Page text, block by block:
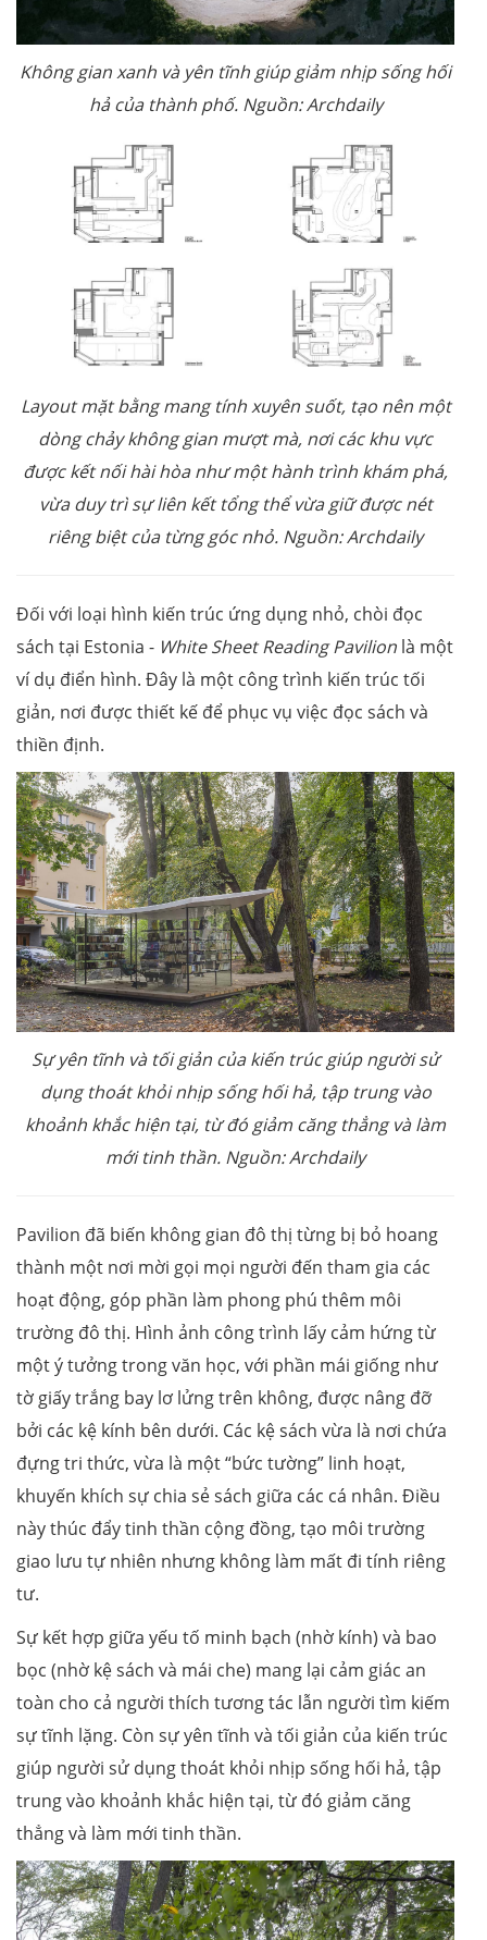
Không gian xanh và yên tĩnh giúp giảm nhịp sống hối
hả của thành phố. Nguồn: Archdaily
Layout mặt bằng mang tính xuyên suốt, tạo nên một
dòng chảy không gian mượt mà, nơi các khu vực
được kết nối hài hòa như một hành trình khám phá,
vừa duy trì sự liên kết tổng thể vừa giữ được nét
riêng biệt của từng góc nhỏ. Nguồn: Archdaily
Đối với loại hình kiến trúc ứng dụng nhỏ, chòi đọc
sách tại Estonia - White Sheet Reading Pavilion là một
ví dụ điển hình. Đây là một công trình kiến trúc tối
giản, nơi được thiết kế để phục vụ việc đọc sách và
thiền định.
Sự yên tĩnh và tối giản của kiến trúc giúp người sử
dụng thoát khỏi nhịp sống hối hả, tập trung vào
khoảnh khắc hiện tại, từ đó giảm căng thẳng và làm
mới tinh thần. Nguồn: Archdaily
Pavilion đã biến không gian đô thị từng bị bỏ hoang
thành một nơi mời gọi mọi người đến tham gia các
hoạt động, góp phần làm phong phú thêm môi
trường đô thị. Hình ảnh công trình lấy cảm hứng từ
một ý tưởng trong văn học, với phần mái giống như
tờ giấy trắng bay lơ lửng trên không, được nâng đỡ
bởi các kệ kính bên dưới. Các kệ sách vừa là nơi chứa
đựng tri thức, vừa là một “bức tường” linh hoạt,
khuyến khích sự chia sẻ sách giữa các cá nhân. Điều
này thúc đẩy tinh thần cộng đồng, tạo môi trường
giao lưu tự nhiên nhưng không làm mất đi tính riêng
tư.
Sự kết hợp giữa yếu tố minh bạch (nhờ kính) và bao
bọc (nhờ kệ sách và mái che) mang lại cảm giác an
toàn cho cả người thích tương tác lẫn người tìm kiếm
sự tĩnh lặng. Còn sự yên tĩnh và tối giản của kiến trúc
giúp người sử dụng thoát khỏi nhịp sống hối hả, tập
trung vào khoảnh khắc hiện tại, từ đó giảm căng
thẳng và làm mới tinh thần.